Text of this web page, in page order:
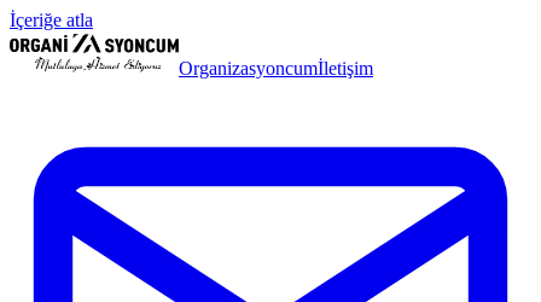
İçeriğe atla
Organizasyoncumİletişim